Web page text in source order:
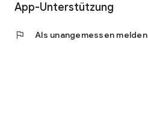
App-Unterstützung
flag Als unangemessen melden